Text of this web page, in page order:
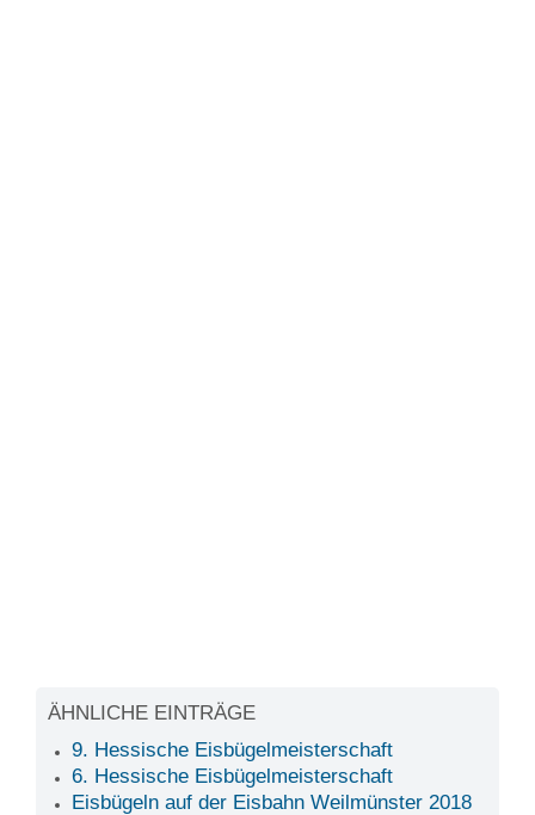
ÄHNLICHE EINTRÄGE
9. Hessische Eisbügelmeisterschaft
6. Hessische Eisbügelmeisterschaft
Eisbügeln auf der Eisbahn Weilmünster 2018